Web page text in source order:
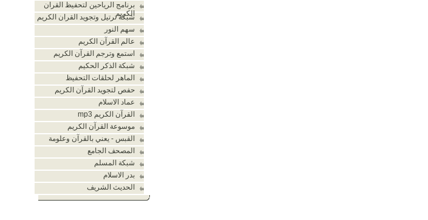
برنامج الرياحين لتحفيظ القران
الكريم
شبكة ترتيل وتجويد القران الكريم
سهم النور
عالم القرآن الكريم
استمع وترجم القرآن الكريم
شبكة الذكر الحكيم
الماهر لحلقات التحفيظ
حفص لتجويد القرآن الكريم
عماد الاسلام
القرآن الكريم mp3
موسوعة القرآن الكريم
القبس - يعني بالقرآن وعلومة
المصحف الجامع
شبكة المسلم
بدر الاسلام
الحديث الشريف